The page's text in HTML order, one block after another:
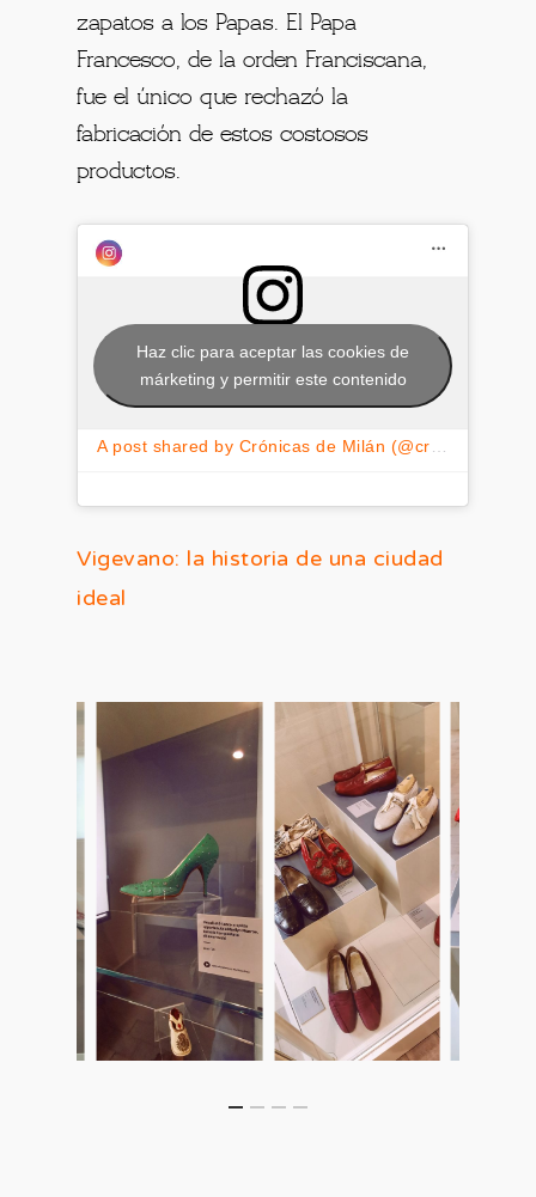
zapatos a los Papas. El Papa
Francesco, de la orden Franciscana,
fue el único que rechazó la
fabricación de estos costosos
productos.
A post shared by Crónicas de Milán (@cronicasdemilan)
Haz clic para aceptar las cookies de
márketing y permitir este contenido
Vigevano: la historia de una ciudad
ideal